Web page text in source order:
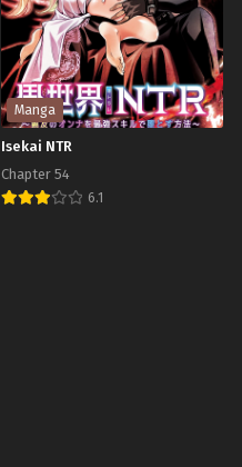
Chapter 26
สิงหาคม 17, 2025
Chapter 24.2
สิงหาคม 17, 2025
Chapter 23
สิงหาคม 17, 2025
Fusion
Reborn
(1995)
ดรา
ก้อน
บอล
แซด
Manga
Isekai NTR
Chapter 54
6.1